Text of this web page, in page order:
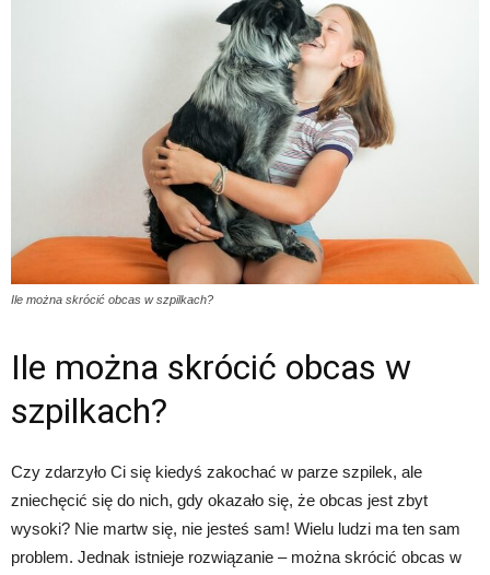
Ile można skrócić obcas w szpilkach?
Ile można skrócić obcas w
szpilkach?
Czy zdarzyło Ci się kiedyś zakochać w parze szpilek, ale
zniechęcić się do nich, gdy okazało się, że obcas jest zbyt
wysoki? Nie martw się, nie jesteś sam! Wielu ludzi ma ten sam
problem. Jednak istnieje rozwiązanie – można skrócić obcas w